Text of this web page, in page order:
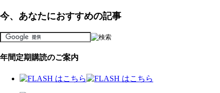
今、あなたにおすすめの記事
年間定期購読のご案内